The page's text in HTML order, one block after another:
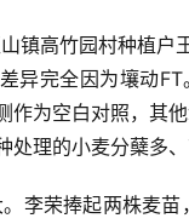
镇高竹园村种植
异完全因为壤动
作为空白对照，其
处理的小麦分蘖多
李荣捧起两株麦